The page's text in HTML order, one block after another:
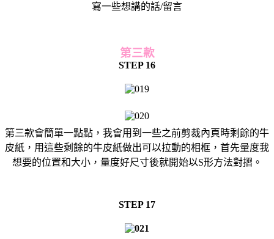
寫一些想講的話/留言
第三款
STEP 16
第三款會簡單一點點，我會用到一些之前剪裁內頁時剩餘的牛
皮紙，用這些剩餘的牛皮紙做出可以拉動的相框，首先量度我
想要的位置和大小，量度好尺寸後就開始以S形方法對摺。
STEP 17